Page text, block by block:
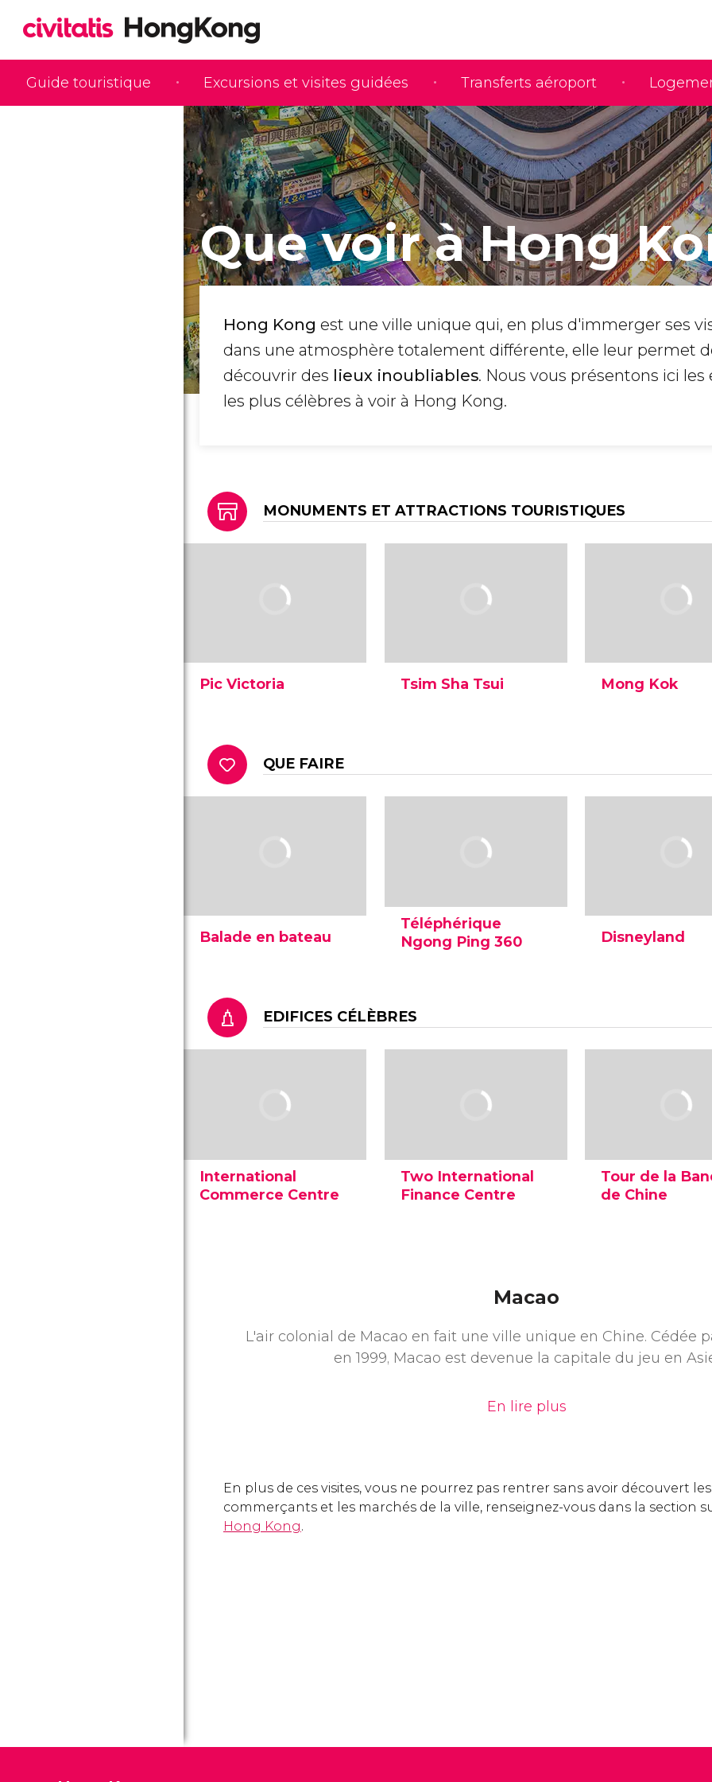
Guide touristique Excursions et visites guidées Transferts aéroport
Que voir à Hong
Hong Kong est une ville unique qui, en plus d'immerger ses
dans une atmosphère totalement différente, elle leur permet
découvrir des lieux inoubliables. Nous vous présentons ici les
les plus célèbres à voir à Hong Kong.
MONUMENTS ET ATTRACTIONS TOURISTIQUES
Pic Victoria
est la plus haute
montagne de l'île de Hong
Kong, avec 552 mètres de
haut. Découvrez que voir
Tsim Sha Tsui
meilleure vue sur la baie de
Mong Kok
zones les plus
QUE FAIRE
Balade en bateau
une expérience qu'aucun
visiteur de Hong Kong ne
devrait rater. Il existe de
nombreuses compagnies.
Téléphérique
Ngong Ping 360
Ping, tous deux situés sur
l'île de Lantau. Une des
meilleures attractions à
Disneyland
Company a ouvert
EDIFICES CÉLÈBRES
International
Commerce Centre
Two International
Finance Centre
l'International Commerce
Tour de la
de Chine
Macao
L'air colonial de Macao en fait une ville unique en Chine. Cédée
en 1999, Macao est devenue la capitale du jeu en
En lire plus
En plus de ces visites, vous ne pourrez pas rentrer sans avoir découvert
commerçants et les marchés de la ville, renseignez-vous dans la section
Hong Kong.